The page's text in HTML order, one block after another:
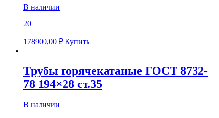
В наличии
20
178900,00 ₽ Купить
Трубы горячекатаные ГОСТ 8732-
78 194×28 ст.35
В наличии